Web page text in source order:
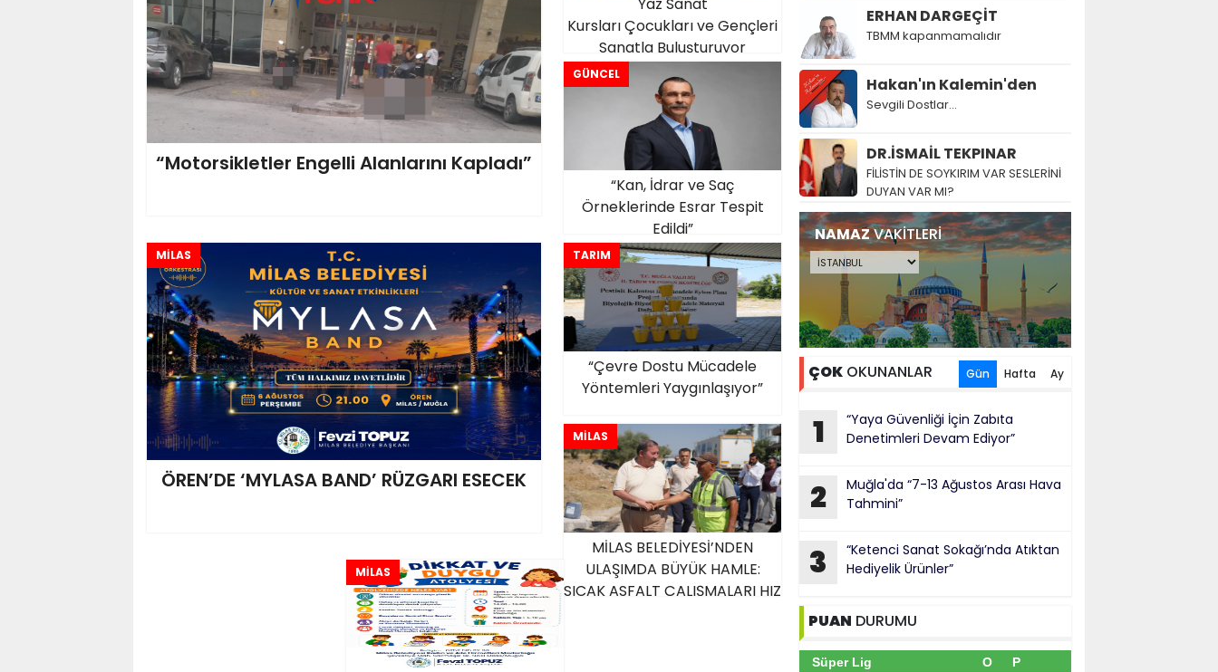
Kursları Çocukları ve Gençleri
Sanatla Buluşturuyor
“Motorsikletler Engelli Alanlarını Kapladı”
GÜNCEL
“Kan, İdrar ve Saç
Örneklerinde Esrar Tespit
Edildi”
TARIM
“Çevre Dostu Mücadele
Yöntemleri Yaygınlaşıyor”
MİLAS
ÖREN’DE ‘MYLASA BAND’ RÜZGARI ESECEK
MİLAS
MİLAS BELEDİYESİ’NDEN
ULAŞIMDA BÜYÜK HAMLE:
SICAK ASFALT ÇALIŞMALARI HIZ
MİLAS
ERHAN DARGEÇİT
TBMM kapanmamalıdır
Hakan'ın Kalemin'den
Sevgili Dostlar...
DR.İSMAİL TEKPINAR
FİLİSTİN DE SOYKIRIM VAR SESLERİNİ
DUYAN VAR MI?
NAMAZVAKİTLERİ
ÇOK OKUNANLAR Gün Hafta Ay
1
“Yaya Güvenliği İçin Zabıta
Denetimleri Devam Ediyor”
2
Muğla'da “7-13 Ağustos Arası Hava
Tahmini”
3
“Ketenci Sanat Sokağı’nda Atıktan
Hediyelik Ürünler”
PUAN DURUMU
Süper Lig O P